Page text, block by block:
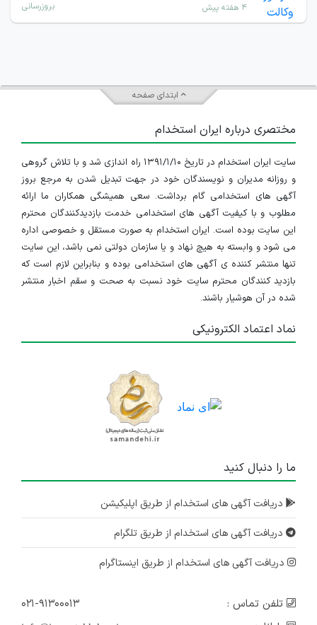
۴ هفته پیش بروزرسانی
ابتدای صفحه
مختصری درباره ایران استخدام
سایت ایران استخدام در تاریخ ۱۳۹۱/۱/۱۰ راه اندازی شد و با تلاش گروهی
و روزانه مدیران و نویسندگان خود در جهت تبدیل شدن به مرجع بروز
آگهی های استخدامی گام برداشت. سعی همیشگی همکاران ما ارائه
مطلوب و با کیفیت آگهی های استخدامی خدمت بازدیدکنندگان محترم
این سایت بوده است. ایران استخدام به صورت مستقل و خصوصی اداره
می شود و وابسته به هیچ نهاد و یا سازمان دولتی نمی باشد، این سایت
تنها منتشر کننده ی آگهی های استخدامی بوده و بنابراین لازم است که
بازدید کنندگان محترم سایت خود نسبت به صحت و سقم اخبار منتشر
شده در آن هوشیار باشند.
نماد اعتماد الکترونیکی
ما را دنبال کنید
دریافت آگهی های استخدام از طریق اپلیکیشن
دریافت آگهی های استخدام از طریق تلگرام
دریافت آگهی های استخدام از طریق اینستاگرام
تلفن تماس :
۰۲۱-۹۱۳۰۰۰۱۳